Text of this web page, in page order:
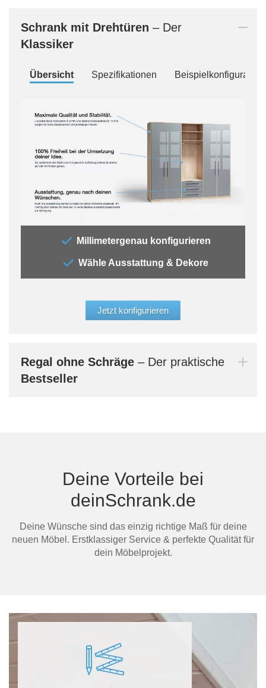
Schrank mit Drehtüren – Der
Klassiker
Übersicht Spezifikationen
Millimetergenau konfigurieren
Wähle Ausstattung & Dekore
Jetzt konfigurieren
Regal ohne Schräge – Der praktische
Bestseller
Deine Vorteile bei
deinSchrank.de
Deine Wünsche sind das einzig richtige Maß für deine
neuen Möbel. Erstklassiger Service & perfekte Qualität für
dein Möbelprojekt.